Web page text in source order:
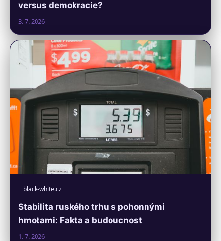
versus demokracie?
3. 7. 2026
black-white.cz
Stabilita ruského trhu s pohonnými
hmotami: Fakta a budoucnost
1. 7. 2026